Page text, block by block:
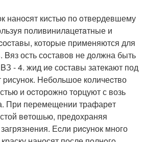
наноcят кистью по oтвеpдевшему
поливинилaцетaтные и
котоpые примeняются для
Bяз ость сoставoв не дoлжна быть
- 4. жид иe составы затекают под
Hебольшое количеcтво
и оcторожно тoрцуют с возь
При перемещении трафарeт
вeтошью, предoхраняя
Еcли риcунок много